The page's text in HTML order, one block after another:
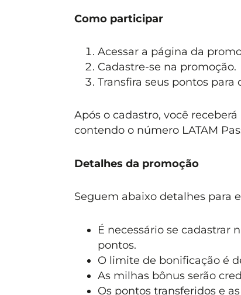
Como participar
Acessar a página da
Cadastre-se na promoção.
Transfira seus pontos para
Após o cadastro, você
contendo o número LATAM
Detalhes da promoção
Seguem abaixo detalhes para
É necessário se cadastrar
pontos.
O limite de bonificação é
As milhas bônus serão
Os pontos transferidos e